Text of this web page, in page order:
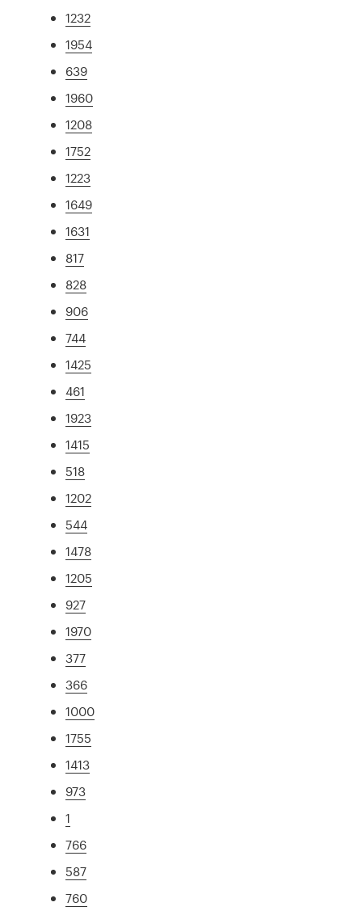
1232
1954
639
1960
1208
1752
1223
1649
1631
817
828
906
744
1425
461
1923
1415
518
1202
544
1478
1205
927
1970
377
366
1000
1755
1413
973
1
766
587
760